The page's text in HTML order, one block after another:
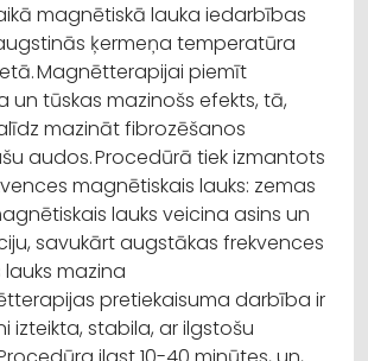
magnētiskā lauka iedarbības
ķermeņa temperatūra
Magnētterapijai piemīt
un tūskas mazinošs efekts, tā,
mazināt fibrozēšanos
audos. Procedūrā tiek izmantots
magnētiskais lauks: zemas
lauks veicina asins un
savukārt augstākas frekvences
mazina
pretiekaisuma darbība ir
izteikta, stabila, ar ilgstošu